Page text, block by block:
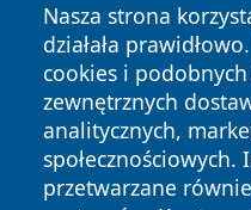
Nasza strona
działała
cookies i
zewnętrznych
analitycznych,
przetwarzane